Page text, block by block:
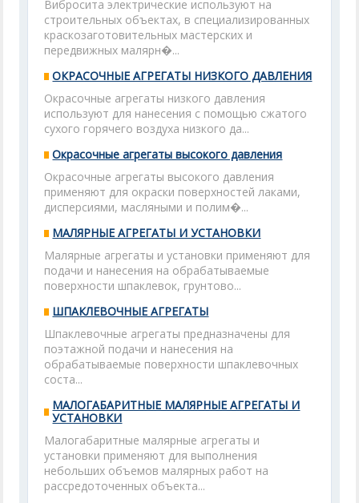
Вибросита электрические используют на
строительных объектах, в специализированных
краскозаготовительных мастерских и
передвижных малярн�...
ОКРАСОЧНЫЕ АГРЕГАТЫ НИЗКОГО ДАВЛЕНИЯ
Окрасочные агрегаты низкого давления
используют для нанесения с помощью сжатого
сухого горячего воздуха низкого да...
Окрасочные агрегаты высокого давления
Окрасочные агрегаты высокого давления
применяют для окраски поверхностей лаками,
дисперсиями, масляными и полим�...
МАЛЯРНЫЕ АГРЕГАТЫ И УСТАНОВКИ
Малярные агрегаты и установки применяют для
подачи и нанесения на обрабатываемые
поверхности шпаклевок, грунтово...
ШПАКЛЕВОЧНЫЕ АГРЕГАТЫ
Шпаклевочные агрегаты предназначены для
поэтажной подачи и нанесения на
обрабатываемые поверхности шпаклевочных
соста...
МАЛОГАБАРИТНЫЕ МАЛЯРНЫЕ АГРЕГАТЫ И
УСТАНОВКИ
Малогабаритные малярные агрегаты и
установки применяют для выполнения
небольших объемов малярных работ на
рассредоточенных объекта...